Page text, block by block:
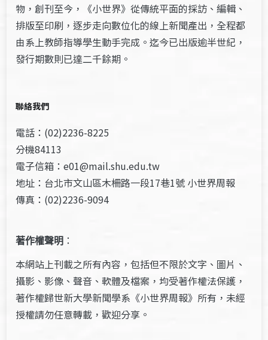
物，創刊至今，《小世界》從傳統平面的採訪、編輯、
排版至印刷，逐步走向數位化的線上新聞產出，全程都
由系上教師指導學生動手完成。迄今已出版逾半世紀，
發行期數則已達二千餘期。
聯絡我們
電話：(02)2236-8225
分機84113
電子信箱：e01@mail.shu.edu.tw
地址：台北市文山區木柵路一段17巷1號 小世界周報
傳真：(02)2236-9094
著作權聲明 ：
本網站上刊載之所有內容，包括但不限於文字、圖片、
攝影、影像、聲音、軟體及檔案，均受著作權法保護，
著作權歸世新大學新聞學系《小世界周報》所有，未經
授權請勿任意轉載，歡迎分享。